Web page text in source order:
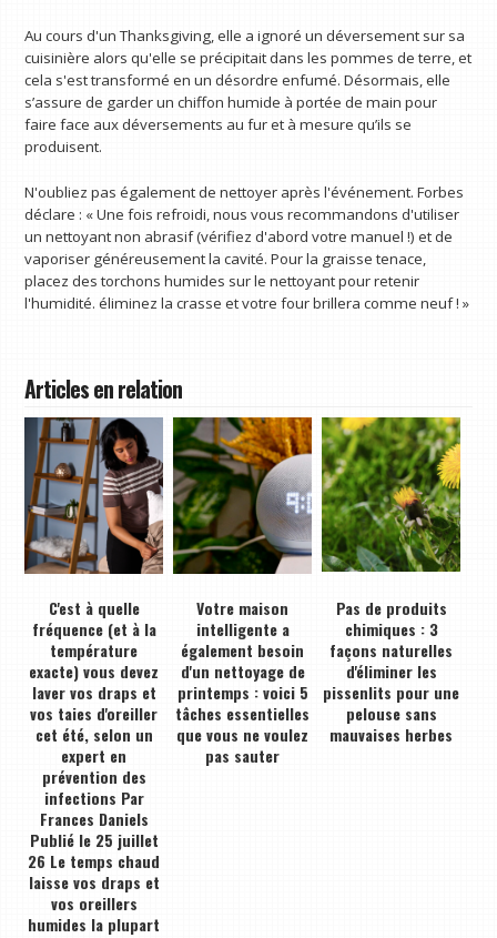
Au cours d'un Thanksgiving, elle a ignoré un déversement sur sa
cuisinière alors qu'elle se précipitait dans les pommes de terre, et
cela s'est transformé en un désordre enfumé. Désormais, elle
s’assure de garder un chiffon humide à portée de main pour
faire face aux déversements au fur et à mesure qu’ils se
produisent.
N'oubliez pas également de nettoyer après l'événement. Forbes
déclare : « Une fois refroidi, nous vous recommandons d'utiliser
un nettoyant non abrasif (vérifiez d'abord votre manuel !) et de
vaporiser généreusement la cavité. Pour la graisse tenace,
placez des torchons humides sur le nettoyant pour retenir
l'humidité. éliminez la crasse et votre four brillera comme neuf ! »
Articles en relation
C'est à quelle
fréquence (et à la
température
exacte) vous devez
laver vos draps et
vos taies d'oreiller
cet été, selon un
expert en
prévention des
infections Par
Frances Daniels
Publié le 25 juillet
26 Le temps chaud
laisse vos draps et
vos oreillers
humides la plupart
Votre maison
intelligente a
également besoin
d'un nettoyage de
printemps : voici 5
tâches essentielles
que vous ne voulez
pas sauter
Pas de produits
chimiques : 3
façons naturelles
d'éliminer les
pissenlits pour une
pelouse sans
mauvaises herbes